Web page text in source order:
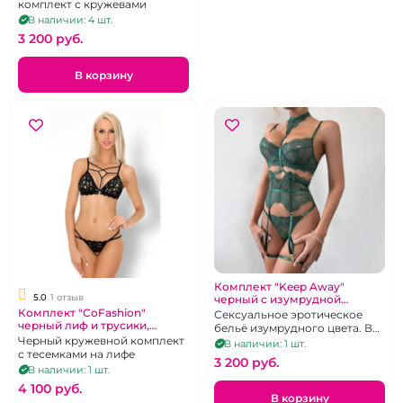
комплект с кружевами
В наличии: 4 шт.
3 200 pуб.
В корзину
5.0 1 отзыв
Комплект "CoFashion"
черный лиф и трусики,
кружевной с тесемками на
лифе, 42-44
Черный кружевной комплект
с тесемками на лифе
В наличии: 1 шт.
4 100 pуб.
Комплект "Keep Away"
черный с изумрудной
вышивкой лиф и трусики
Сексуальное эротическое
бельё изумрудного цвета. В
комлекте лифчик, пояс для
чулок, трусики и чокер с
обхватом талии.
В наличии: 1 шт.
3 200 pуб.
В корзину